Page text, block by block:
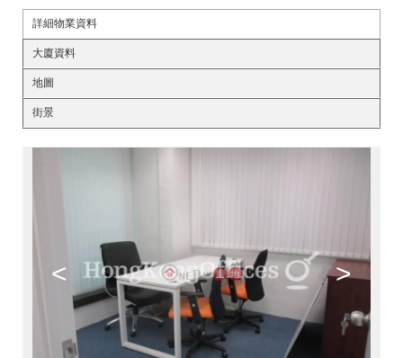
詳細物業資料
大廈資料
地圖
街景
< >